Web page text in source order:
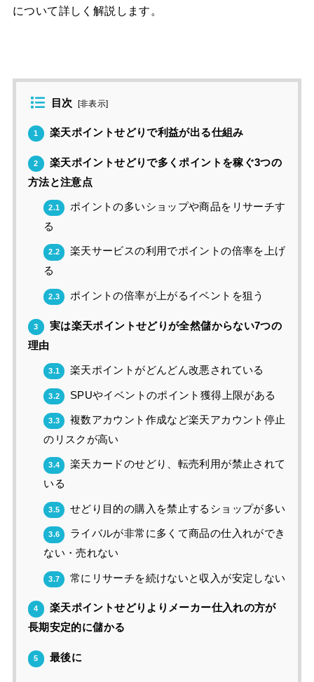
について詳しく解説します。
目次 [非表示]
1 楽天ポイントせどりで利益が出る仕組み
2
楽天ポイントせどりで多くポイントを稼ぐ3つの
方法と注意点
2.1
ポイントの多いショップや商品をリサーチす
る
2.2
楽天サービスの利用でポイントの倍率を上げ
る
2.3 ポイントの倍率が上がるイベントを狙う
3
実は楽天ポイントせどりが全然儲からない7つの
理由
3.1 楽天ポイントがどんどん改悪されている
3.2 SPUやイベントのポイント獲得上限がある
3.3
複数アカウント作成など楽天アカウント停止
のリスクが高い
3.4
楽天カードのせどり、転売利用が禁止されて
いる
3.5 せどり目的の購入を禁止するショップが多い
3.6
ライバルが非常に多くて商品の仕入れができ
ない・売れない
3.7 常にリサーチを続けないと収入が安定しない
4
楽天ポイントせどりよりメーカー仕入れの方が
長期安定的に儲かる
5 最後に